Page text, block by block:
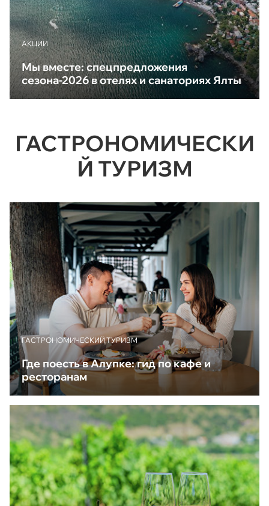
АКЦИИ
Мы вместе: спецпредложения
сезона-2026 в отелях и санаториях Ялты
ГАСТРОНОМИЧЕСКИ
Й ТУРИЗМ
ГАСТРОНОМИЧЕСКИЙ ТУРИЗМ
Где поесть в Алупке: гид по кафе и
ресторанам